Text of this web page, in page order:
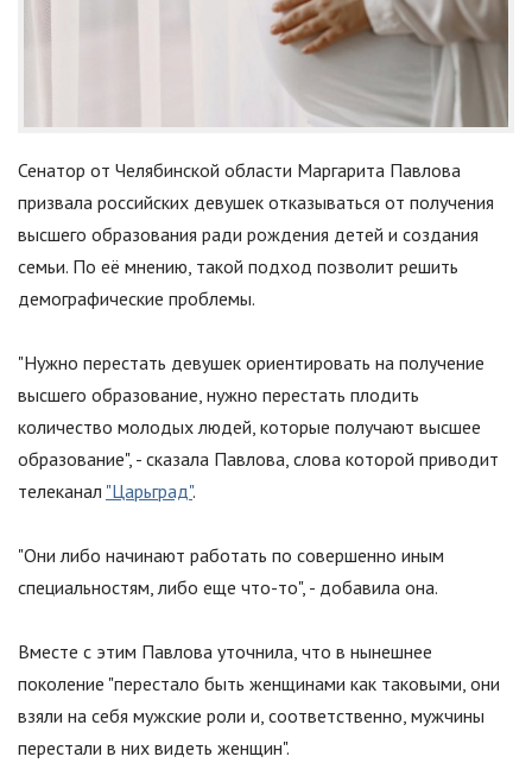
Сенатор от Челябинской области Маргарита Павлова
призвала российских девушек отказываться от получения
высшего образования ради рождения детей и создания
семьи. По её мнению, такой подход позволит решить
демографические проблемы.
"Нужно перестать девушек ориентировать на получение
высшего образование, нужно перестать плодить
количество молодых людей, которые получают высшее
образование", - сказала Павлова, слова которой приводит
телеканал "Царьград".
"Они либо начинают работать по совершенно иным
специальностям, либо еще что-то", - добавила она.
Вместе с этим Павлова уточнила, что в нынешнее
поколение "перестало быть женщинами как таковыми, они
взяли на себя мужские роли и, соответственно, мужчины
перестали в них видеть женщин".